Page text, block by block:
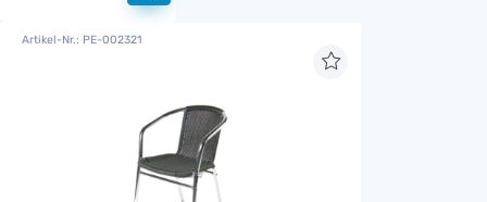
Artikel-Nr.: PE-002321